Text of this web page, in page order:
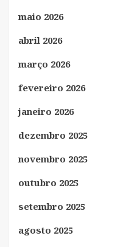
maio 2026
abril 2026
março 2026
fevereiro 2026
janeiro 2026
dezembro 2025
novembro 2025
outubro 2025
setembro 2025
agosto 2025